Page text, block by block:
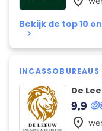
Bekijk de top 10
keyboard_arrow_right
INCASSOBUREAUS
De
9,9
place